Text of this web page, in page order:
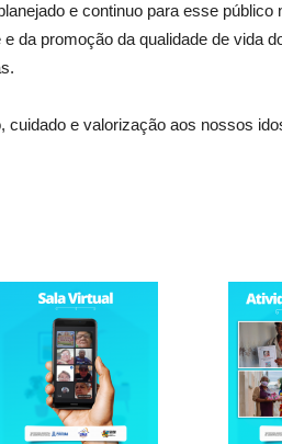
e continuo para esse
da promoção da qualidade de vida
e valorização aos nossos